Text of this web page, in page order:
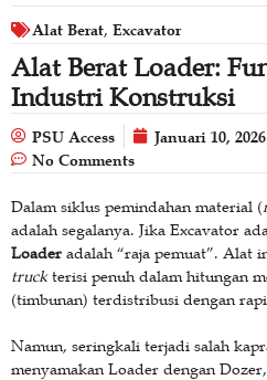
Alat Berat, Excavator
Alat Berat Loader:
Industri Konstruksi
PSU Access Januari 10, 2026
No Comments
Dalam siklus pemindahan material (
adalah segalanya. Jika Excavator
Loader adalah “raja pemuat”. Alat
truckterisi penuh dalam hitungan
(timbunan) terdistribusi dengan
Namun, seringkali terjadi salah
menyamakan Loader dengan